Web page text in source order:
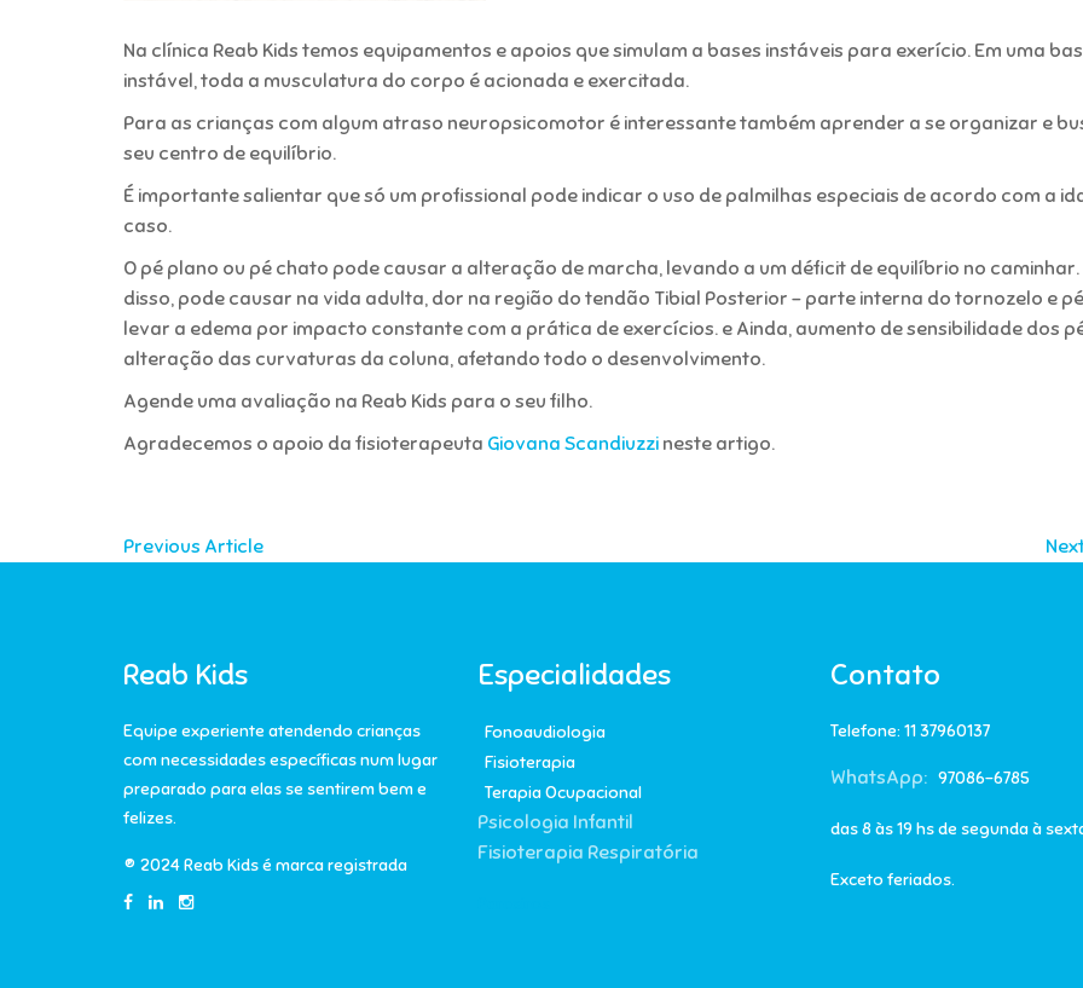
Na clínica Reab Kids temos equipamentos e apoios que simulam a bases instáveis para exerício. Em uma
instável, toda a musculatura do corpo é acionada e exercitada.
Para as crianças com algum atraso neuropsicomotor é interessante também aprender a se organizar e
seu centro de equilíbrio.
É importante salientar que só um profissional pode indicar o uso de palmilhas especiais de acordo com a
caso.
O pé plano ou pé chato pode causar a alteração de marcha, levando a um déficit de equilíbrio no caminhar.
disso, pode causar na vida adulta, dor na região do tendão Tibial Posterior – parte interna do tornozelo e
levar a edema por impacto constante com a prática de exercícios. e Ainda, aumento de sensibilidade dos
alteração das curvaturas da coluna, afetando todo o desenvolvimento.
Agende uma avaliação na Reab Kids para o seu filho.
Agradecemos o apoio da fisioterapeuta Giovana Scandiuzzi neste artigo.
Previous Article
Reab Kids
Equipe experiente atendendo crianças
com necessidades específicas num lugar
preparado para elas se sentirem bem e
felizes.
® 2024 Reab Kids é marca registrada
Especialidades
Fonoaudiologia
Fisioterapia
Terapia Ocupacional
Psicologia Infantil
Fisioterapia Respiratória
Contato
Telefone: 11 37960137
WhatsApp: 97086-6785
das 8 às 19 hs de segunda à
Exceto feriados.